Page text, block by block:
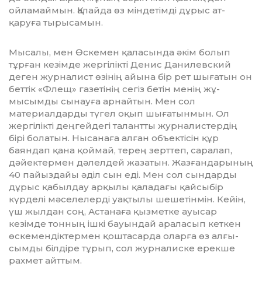
ойламаймын. Қалайда өз міндетімді дұрыс ат­
қаруға тырысамын.
Мысалы, мен Өскемен қаласында әкім болып
тұрған кезімде жергілікті Де­нис Данилевский
деген журналист өзінің айына бір рет шығатын он
беттік «Флещ» газетінің сегіз бетін менің жұ­
мысымды сынауға арнайтын. Мен сол
материалдарды түгел оқып шығатын­мын. Ол
жергілікті деңгейдегі талантты журналистердің
бірі болатын. Ны­санаға алған объектісін құр
баяндап қана қоймай, терең зерттеп, сара­лап,
дәйектермен дәлелдей жазатын. Жаз­ғандарының
40 пайыздайы әділ сын еді. Мен сол сындарды
дұрыс қабылдау ар­қылы қаладағы қайсыбір
күрделі мә­селелерді уақтылы шешетінмін. Кейін,
үш жылдан соң, Астанаға қыз­мет­ке ауысар
кезімде тонның ішкі бауындай араласып кеткен
өскемендік­термен қоштасарда оларға өз ал­ғы­
сым­ды білдіре тұрып, сол журналиске ерекше
рахмет айттым.